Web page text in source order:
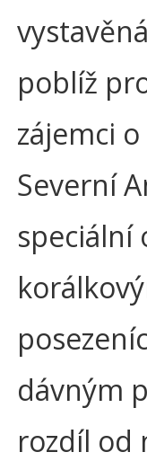
poblíž
zájemci
Severní
speciální
dávným
rozdíl od